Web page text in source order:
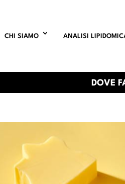
CHI SIAMO ANALISI
DOVE